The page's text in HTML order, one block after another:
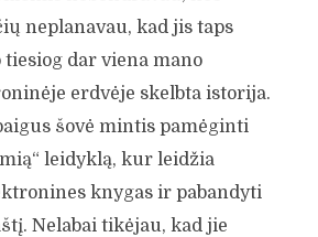
neplanavau, kad jis taps
tiesiog dar viena mano
erdvėje skelbta istorija.
šovė mintis pamėginti
leidyklą, kur leidžia
knygas ir pabandyti
Nelabai tikėjau, kad jie